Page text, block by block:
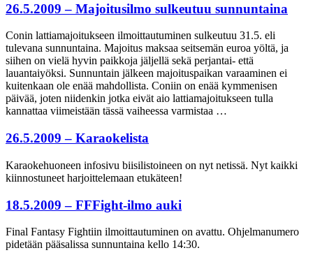
26.5.2009 – Majoitusilmo sulkeutuu sunnuntaina
Conin lattiamajoitukseen ilmoittautuminen sulkeutuu 31.5. eli
tulevana sunnuntaina. Majoitus maksaa seitsemän euroa yöltä, ja
siihen on vielä hyvin paikkoja jäljellä sekä perjantai- että
lauantaiyöksi. Sunnuntain jälkeen majoituspaikan varaaminen ei
kuitenkaan ole enää mahdollista. Coniin on enää kymmenisen
päivää, joten niidenkin jotka eivät aio lattiamajoitukseen tulla
kannattaa viimeistään tässä vaiheessa varmistaa …
26.5.2009 – Karaokelista
Karaokehuoneen infosivu biisilistoineen on nyt netissä. Nyt kaikki
kiinnostuneet harjoittelemaan etukäteen!
18.5.2009 – FFFight-ilmo auki
Final Fantasy Fightiin ilmoittautuminen on avattu. Ohjelmanumero
pidetään pääsalissa sunnuntaina kello 14:30.